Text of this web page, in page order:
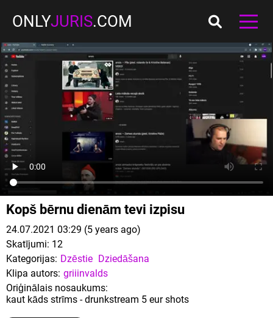
ONLYJURIS.COM
Kopš bērnu dienām tevi izpisu
24.07.2021 03:29 (5 years ago)
Skatījumi: 12
Kategorijas: Dzēstie Dziedāšana
Klipa autors: griiinvalds
Oriģinālais nosaukums:
kaut kāds strīms - drunkstream 5 eur shots